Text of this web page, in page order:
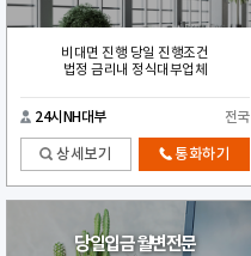
비대면 진행 당일 진행조건
법정 금리내 정식대부업체
24시NH대부 전국
상세보기 통화하기
당일입금 월변전문